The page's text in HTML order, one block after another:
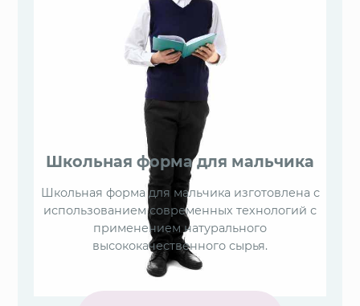
Школьная форма для мальчика
Школьная форма для мальчика изготовлена с
использованием современных технологий с
применением натурального
высококачественного сырья.